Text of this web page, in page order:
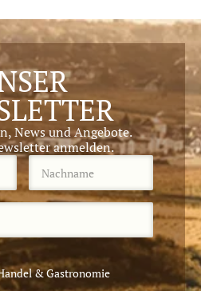
News und Angebote.
anmelden.
& Gastronomie